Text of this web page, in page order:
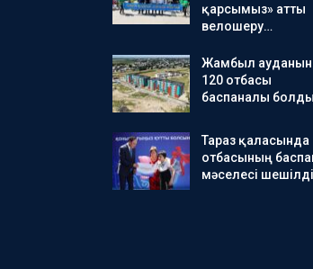
қарсымыз» атты
велошеру…
Жамбыл
120 отбасы
баспаналы болды
Тараз қаласында
отбасының
мәселесі шешілді